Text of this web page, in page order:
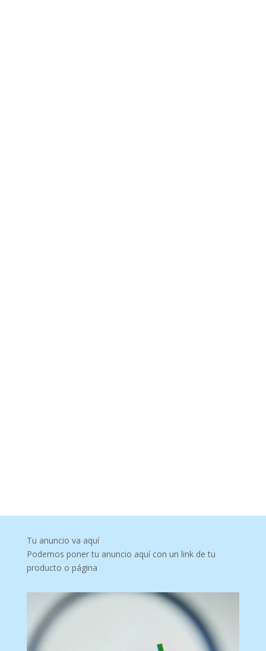
Tu anuncio va aquí
Podemos poner tu anuncio aquí con un link de tu
producto o página